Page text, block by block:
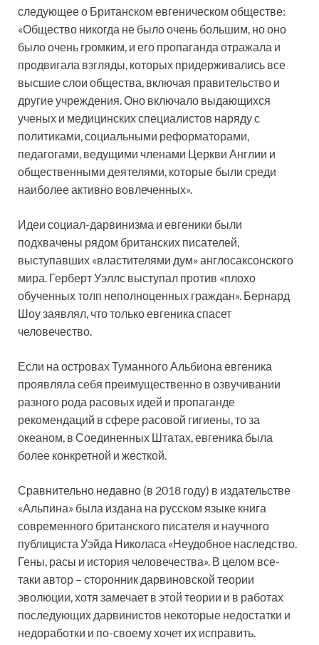
следующее о Британском евгеническом обществе:
«Общество никогда не было очень большим, но оно
было очень громким, и его пропаганда отражала и
продвигала взгляды, которых придерживались все
высшие слои общества, включая правительство и
другие учреждения. Оно включало выдающихся
ученых и медицинских специалистов наряду с
политиками, социальными реформаторами,
педагогами, ведущими членами Церкви Англии и
общественными деятелями, которые были среди
наиболее активно вовлеченных».
Идеи социал-дарвинизма и евгеники были
подхвачены рядом британских писателей,
выступавших «властителями дум» англосаксонского
мира. Герберт Уэллс выступал против «плохо
обученных толп неполноценных граждан». Бернард
Шоу заявлял, что только евгеника спасет
человечество.
Если на островах Туманного Альбиона евгеника
проявляла себя преимущественно в озвучивании
разного рода расовых идей и пропаганде
рекомендаций в сфере расовой гигиены, то за
океаном, в Соединенных Штатах, евгеника была
более конкретной и жесткой.
Сравнительно недавно (в 2018 году) в издательстве
«Альпина» была издана на русском языке книга
современного британского писателя и научного
публициста Уэйда Николаса «Неудобное наследство.
Гены, расы и история человечества». В целом все-
таки автор – сторонник дарвиновской теории
эволюции, хотя замечает в этой теории и в работах
последующих дарвинистов некоторые недостатки и
недоработки и по-своему хочет их исправить.